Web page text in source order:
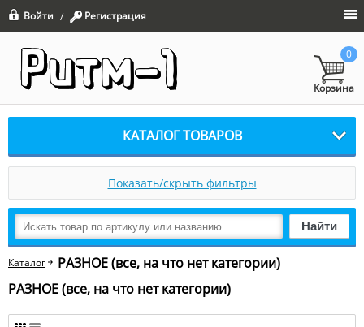
Войти / Регистрация
0
Корзина
КАТАЛОГ ТОВАРОВ
Показать/скрыть фильтры
Найти
Каталог
РАЗНОЕ (все, на что нет категории)
РАЗНОЕ (все, на что нет категории)